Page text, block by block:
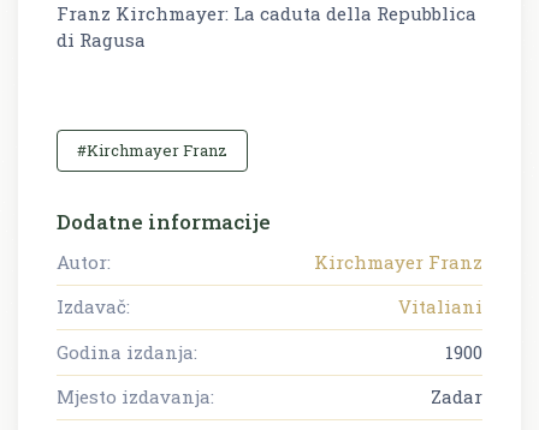
Franz Kirchmayer: La caduta della Repubblica
di Ragusa
#Kirchmayer Franz
Dodatne informacije
Autor:
Kirchmayer Franz
Izdavač:
Vitaliani
Godina izdanja:
1900
Mjesto izdavanja:
Zadar